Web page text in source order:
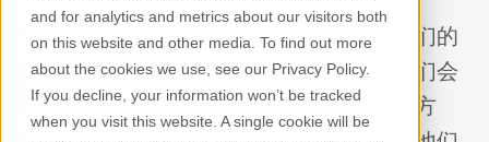
and for analytics and metrics about our visitors both
on this website and other media. To find out more
about the cookies we use, see our Privacy Policy.
If you decline, your information won’t be tracked
when you visit this website. A single cookie will be
工业领域
资源页面
关于我们
了解伟大的创新应用如何激发灵感。在我们的
案例研究中，我们让客户与我们交流。他们会
谈论他们的挑战以及他们解决这些挑战的方